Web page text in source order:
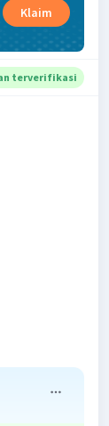
Klaim
terverifikasi